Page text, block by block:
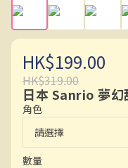
HK$199.00
HK$319.00
日本 Sanrio 夢幻
角色
數量